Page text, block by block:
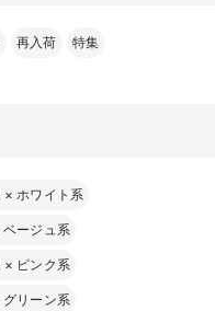
再入荷 特集
×ホワイト系
ベージュ系
× ピンク系
グリーン系